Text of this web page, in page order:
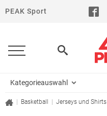
PEAK Sport
Kategorieauswahl
Basketball Jerseys und Shirts